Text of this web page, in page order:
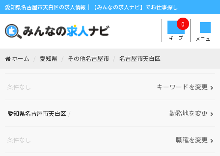
愛知県名古屋市天白区の求人情報｜【みんなの求人ナビ】でお仕事探し
メニュー
キープ
0
ホーム 愛知県 その他名古屋市 名古屋市天白区
条件なし キーワードを変更
愛知県名古屋市天白区 勤務地を変更
条件なし 職種を変更